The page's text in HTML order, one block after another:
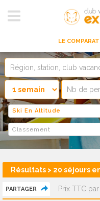
LE
Ski En Altitude
Classement
Résultats > 20 séjours
PARTAGER Prix TTC